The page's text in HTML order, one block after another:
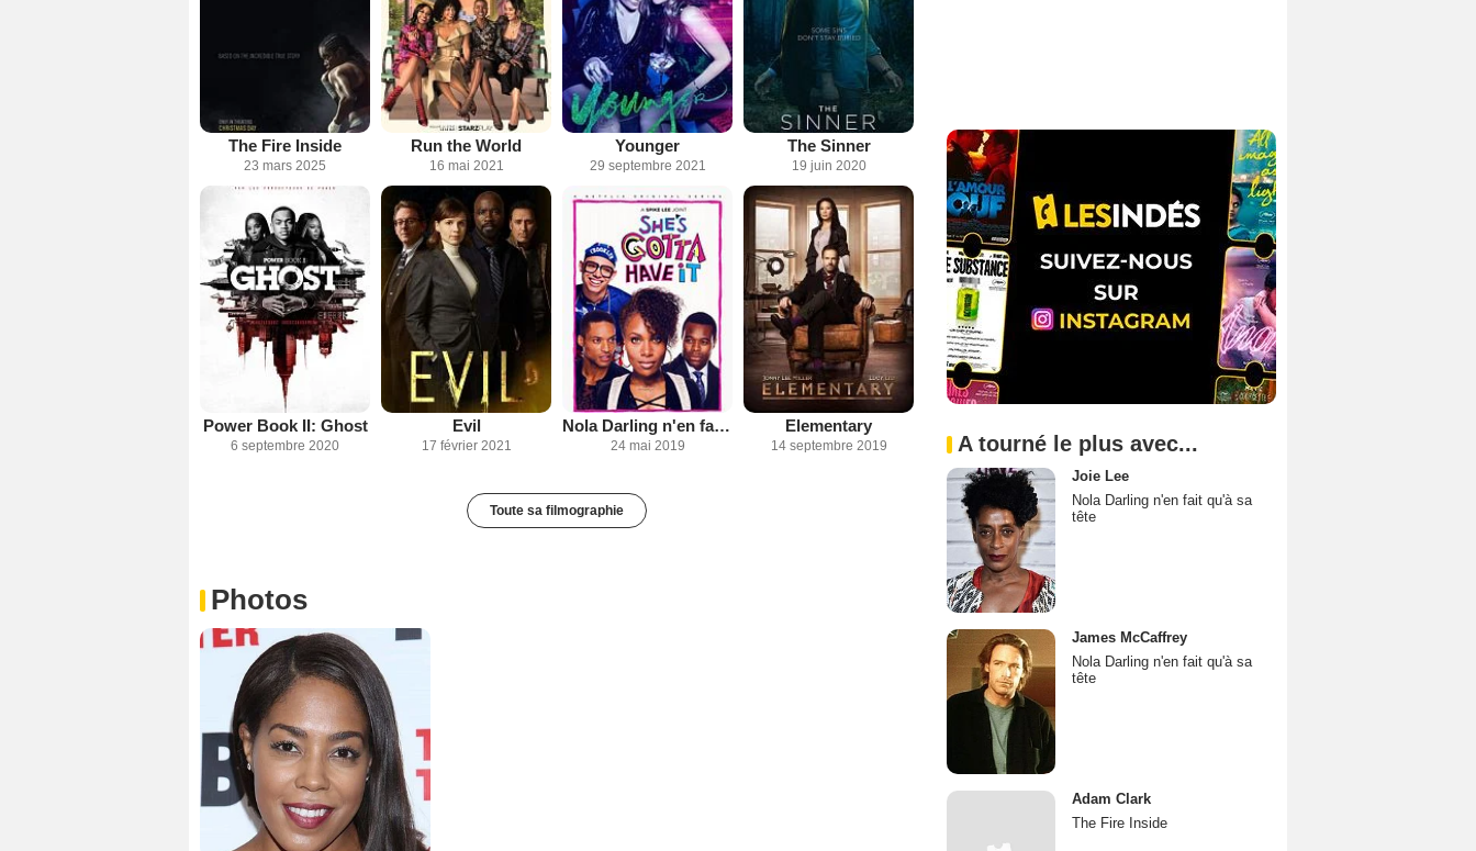
The Fire Inside
23 mars 2025
Run the World
16 mai 2021
Younger
29 septembre 2021
The Sinner
19 juin 2020
Power Book II: Ghost
6 septembre 2020
Evil
17 février 2021
Nola Darling n'en fait qu'à sa tête
24 mai 2019
Elementary
14 septembre 2019
Toute sa filmographie
Photos
A tourné le plus avec...
Joie Lee
Nola Darling n'en fait qu'à sa
tête
James McCaffrey
Nola Darling n'en fait qu'à sa
tête
Adam Clark
The Fire Inside